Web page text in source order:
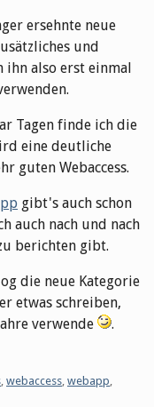
ersehnte neue
und
ihn also erst einmal
Tagen finde ich die
eine deutliche
guten Webaccess.
gibt's auch schon
auch nach und nach
berichten gibt.
die neue Kategorie
etwas schreiben,
verwende
.
, webaccess, webapp,